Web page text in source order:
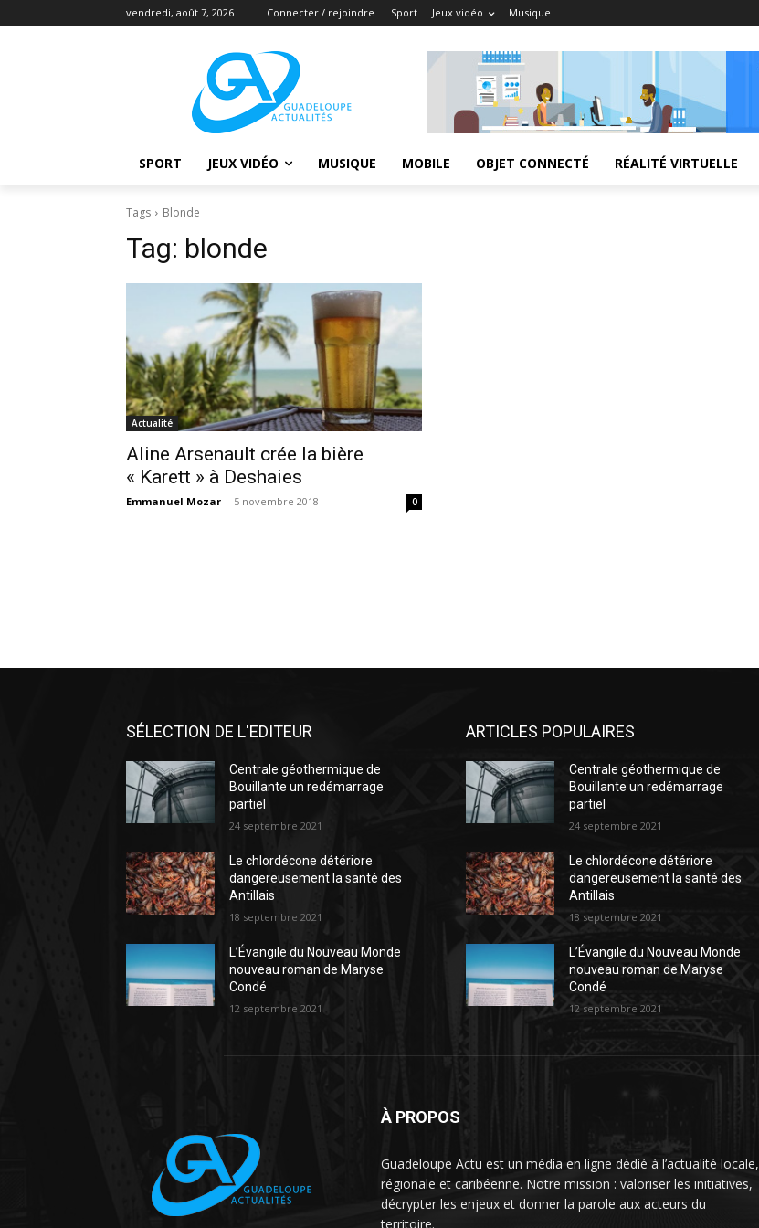
vendredi, août 7, 2026 Connecter / rejoindre Sport Jeux vidéo Musique
SPORT JEUX VIDÉO MUSIQUE MOBILE OBJET CONNECTÉ RÉALITÉ VIRTUELLE
Tags Blonde
Tag: blonde
Actualité
Aline Arsenault crée la bière
« Karett » à Deshaies
Emmanuel Mozar - 5 novembre 2018 0
SÉLECTION DE L'EDITEUR
Centrale géothermique de
Bouillante un redémarrage
partiel
24 septembre 2021
Le chlordécone détériore
dangereusement la santé des
Antillais
18 septembre 2021
L’Évangile du Nouveau Monde
nouveau roman de Maryse
Condé
12 septembre 2021
ARTICLES POPULAIRES
Centrale géothermique de
Bouillante un redémarrage
partiel
24 septembre 2021
Le chlordécone détériore
dangereusement la santé des
Antillais
18 septembre 2021
L’Évangile du Nouveau Monde
nouveau roman de Maryse
Condé
12 septembre 2021
À PROPOS
Guadeloupe Actu est un média en ligne dédié à l’actualité locale,
régionale et caribéenne. Notre mission : valoriser les initiatives,
décrypter les enjeux et donner la parole aux acteurs du
territoire.